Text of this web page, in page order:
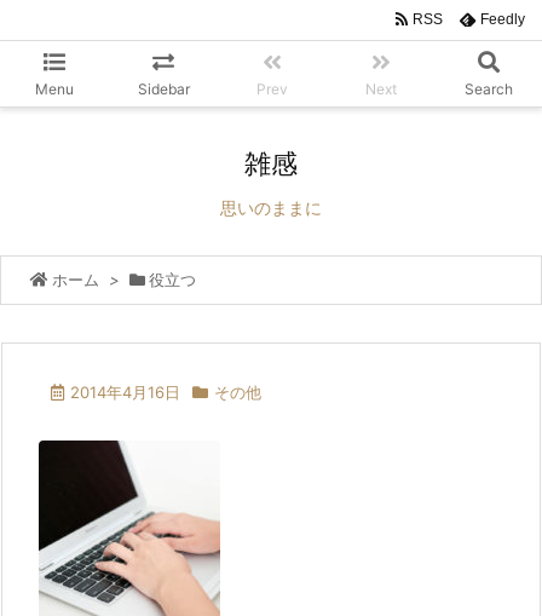
Menu Sidebar Prev Next Search
RSS Feedly
雑感
思いのままに
ホーム > 役立つ
2014年4月16日 その他